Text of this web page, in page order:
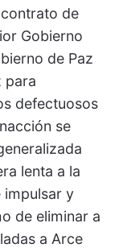
de
Gobierno
de Paz
para
defectuosos
se
lenta a la
impulsar y
de eliminar a
a Arce